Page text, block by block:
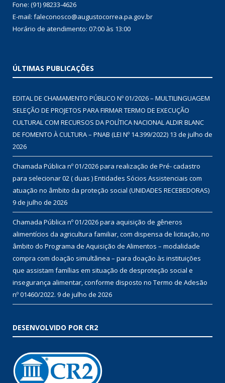
Fone: (91) 98233-4626
E-mail: faleconosco@augustocorrea.pa.gov.br
Horário de atendimento: 07:00 às 13:00
ÚLTIMAS PUBLICAÇÕES
EDITAL DE CHAMAMENTO PÚBLICO Nº 01/2026 – MULTILINGUAGEM
SELEÇÃO DE PROJETOS PARA FIRMAR TERMO DE EXECUÇÃO
CULTURAL COM RECURSOS DA POLÍTICA NACIONAL ALDIR BLANC
DE FOMENTO À CULTURA – PNAB (LEI Nº 14.399/2022) 13 de julho de
2026
Chamada Pública nº 01/2026 para realização de Pré- cadastro
para selecionar 02 ( duas ) Entidades Sócios Assistenciais com
atuação no âmbito da proteção social (UNIDADES RECEBEDORAS)
9 de julho de 2026
Chamada Pública nº 01/2026 para aquisição de gêneros
alimentícios da agricultura familiar, com dispensa de licitação, no
âmbito do Programa de Aquisição de Alimentos – modalidade
compra com doação simultânea – para doação às instituições
que assistam famílias em situação de desproteção social e
insegurança alimentar, conforme disposto no Termo de Adesão
nº 01460/2022. 9 de julho de 2026
DESENVOLVIDO POR CR2